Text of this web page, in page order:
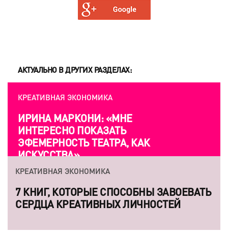
АКТУАЛЬНО В ДРУГИХ РАЗДЕЛАХ:
КРЕАТИВНАЯ ЭКОНОМИКА
ИРИНА МАРКОНИ: «МНЕ
ИНТЕРЕСНО ПОКАЗАТЬ
ЭФЕМЕРНОСТЬ ТЕАТРА, КАК
ИСКУССТВА»
КРЕАТИВНАЯ ЭКОНОМИКА
7 КНИГ, КОТОРЫЕ СПОСОБНЫ ЗАВОЕВАТЬ
СЕРДЦА КРЕАТИВНЫХ ЛИЧНОСТЕЙ